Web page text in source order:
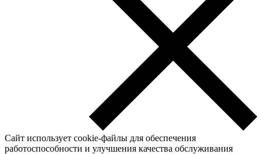
Сайт использует cookie-файлы для обеспечения
работоспособности и улучшения качества обслуживания